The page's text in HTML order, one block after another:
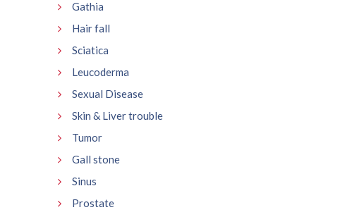
Gathia
Hair fall
Sciatica
Leucoderma
Sexual Disease
Skin & Liver trouble
Tumor
Gall stone
Sinus
Prostate